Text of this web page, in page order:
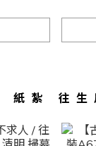
紙紮 往生